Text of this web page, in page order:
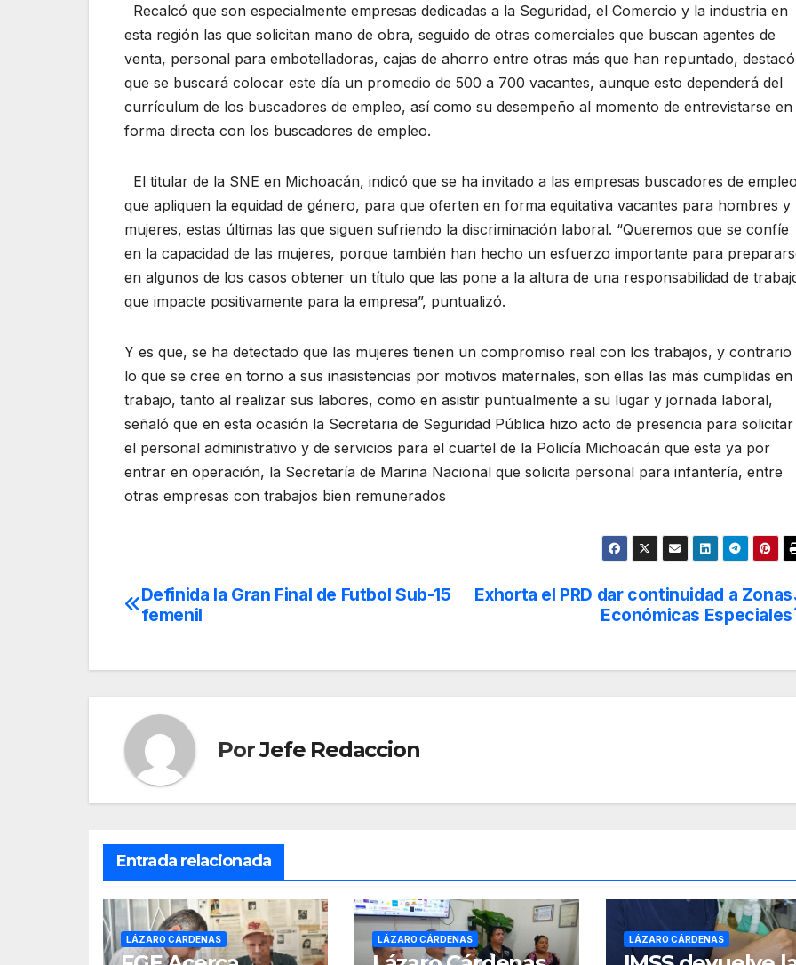
Recalcó que son especialmente empresas dedicadas a la Seguridad, el Comercio y la industria en
esta región las que solicitan mano de obra, seguido de otras comerciales que buscan agentes de
venta, personal para embotelladoras, cajas de ahorro entre otras más que han repuntado, destacó
que se buscará colocar este día un promedio de 500 a 700 vacantes, aunque esto dependerá del
currículum de los buscadores de empleo, así como su desempeño al momento de entrevistarse en
forma directa con los buscadores de empleo.
El titular de la SNE en Michoacán, indicó que se ha invitado a las empresas buscadores de
que apliquen la equidad de género, para que oferten en forma equitativa vacantes para hombres y
mujeres, estas últimas las que siguen sufriendo la discriminación laboral. “Queremos que se confíe
en la capacidad de las mujeres, porque también han hecho un esfuerzo importante para
en algunos de los casos obtener un título que las pone a la altura de una responsabilidad de
que impacte positivamente para la empresa”, puntualizó.
Y es que, se ha detectado que las mujeres tienen un compromiso real con los trabajos, y contrario
lo que se cree en torno a sus inasistencias por motivos maternales, son ellas las más cumplidas en
trabajo, tanto al realizar sus labores, como en asistir puntualmente a su lugar y jornada laboral,
señaló que en esta ocasión la Secretaria de Seguridad Pública hizo acto de presencia para solicitar
el personal administrativo y de servicios para el cuartel de la Policía Michoacán que esta ya por
entrar en operación, la Secretaría de Marina Nacional que solicita personal para infantería, entre
otras empresas con trabajos bien remunerados
Navegación
entradas
Exhorta el PRD dar continuidad a Zonas
Económicas Especiales
Definida la Gran Final de Futbol Sub-15
femenil
PorJefe Redaccion
Entrada relacionada
LÁZARO CÁRDENAS LÁZARO CÁRDENAS LÁZARO CÁRDENAS